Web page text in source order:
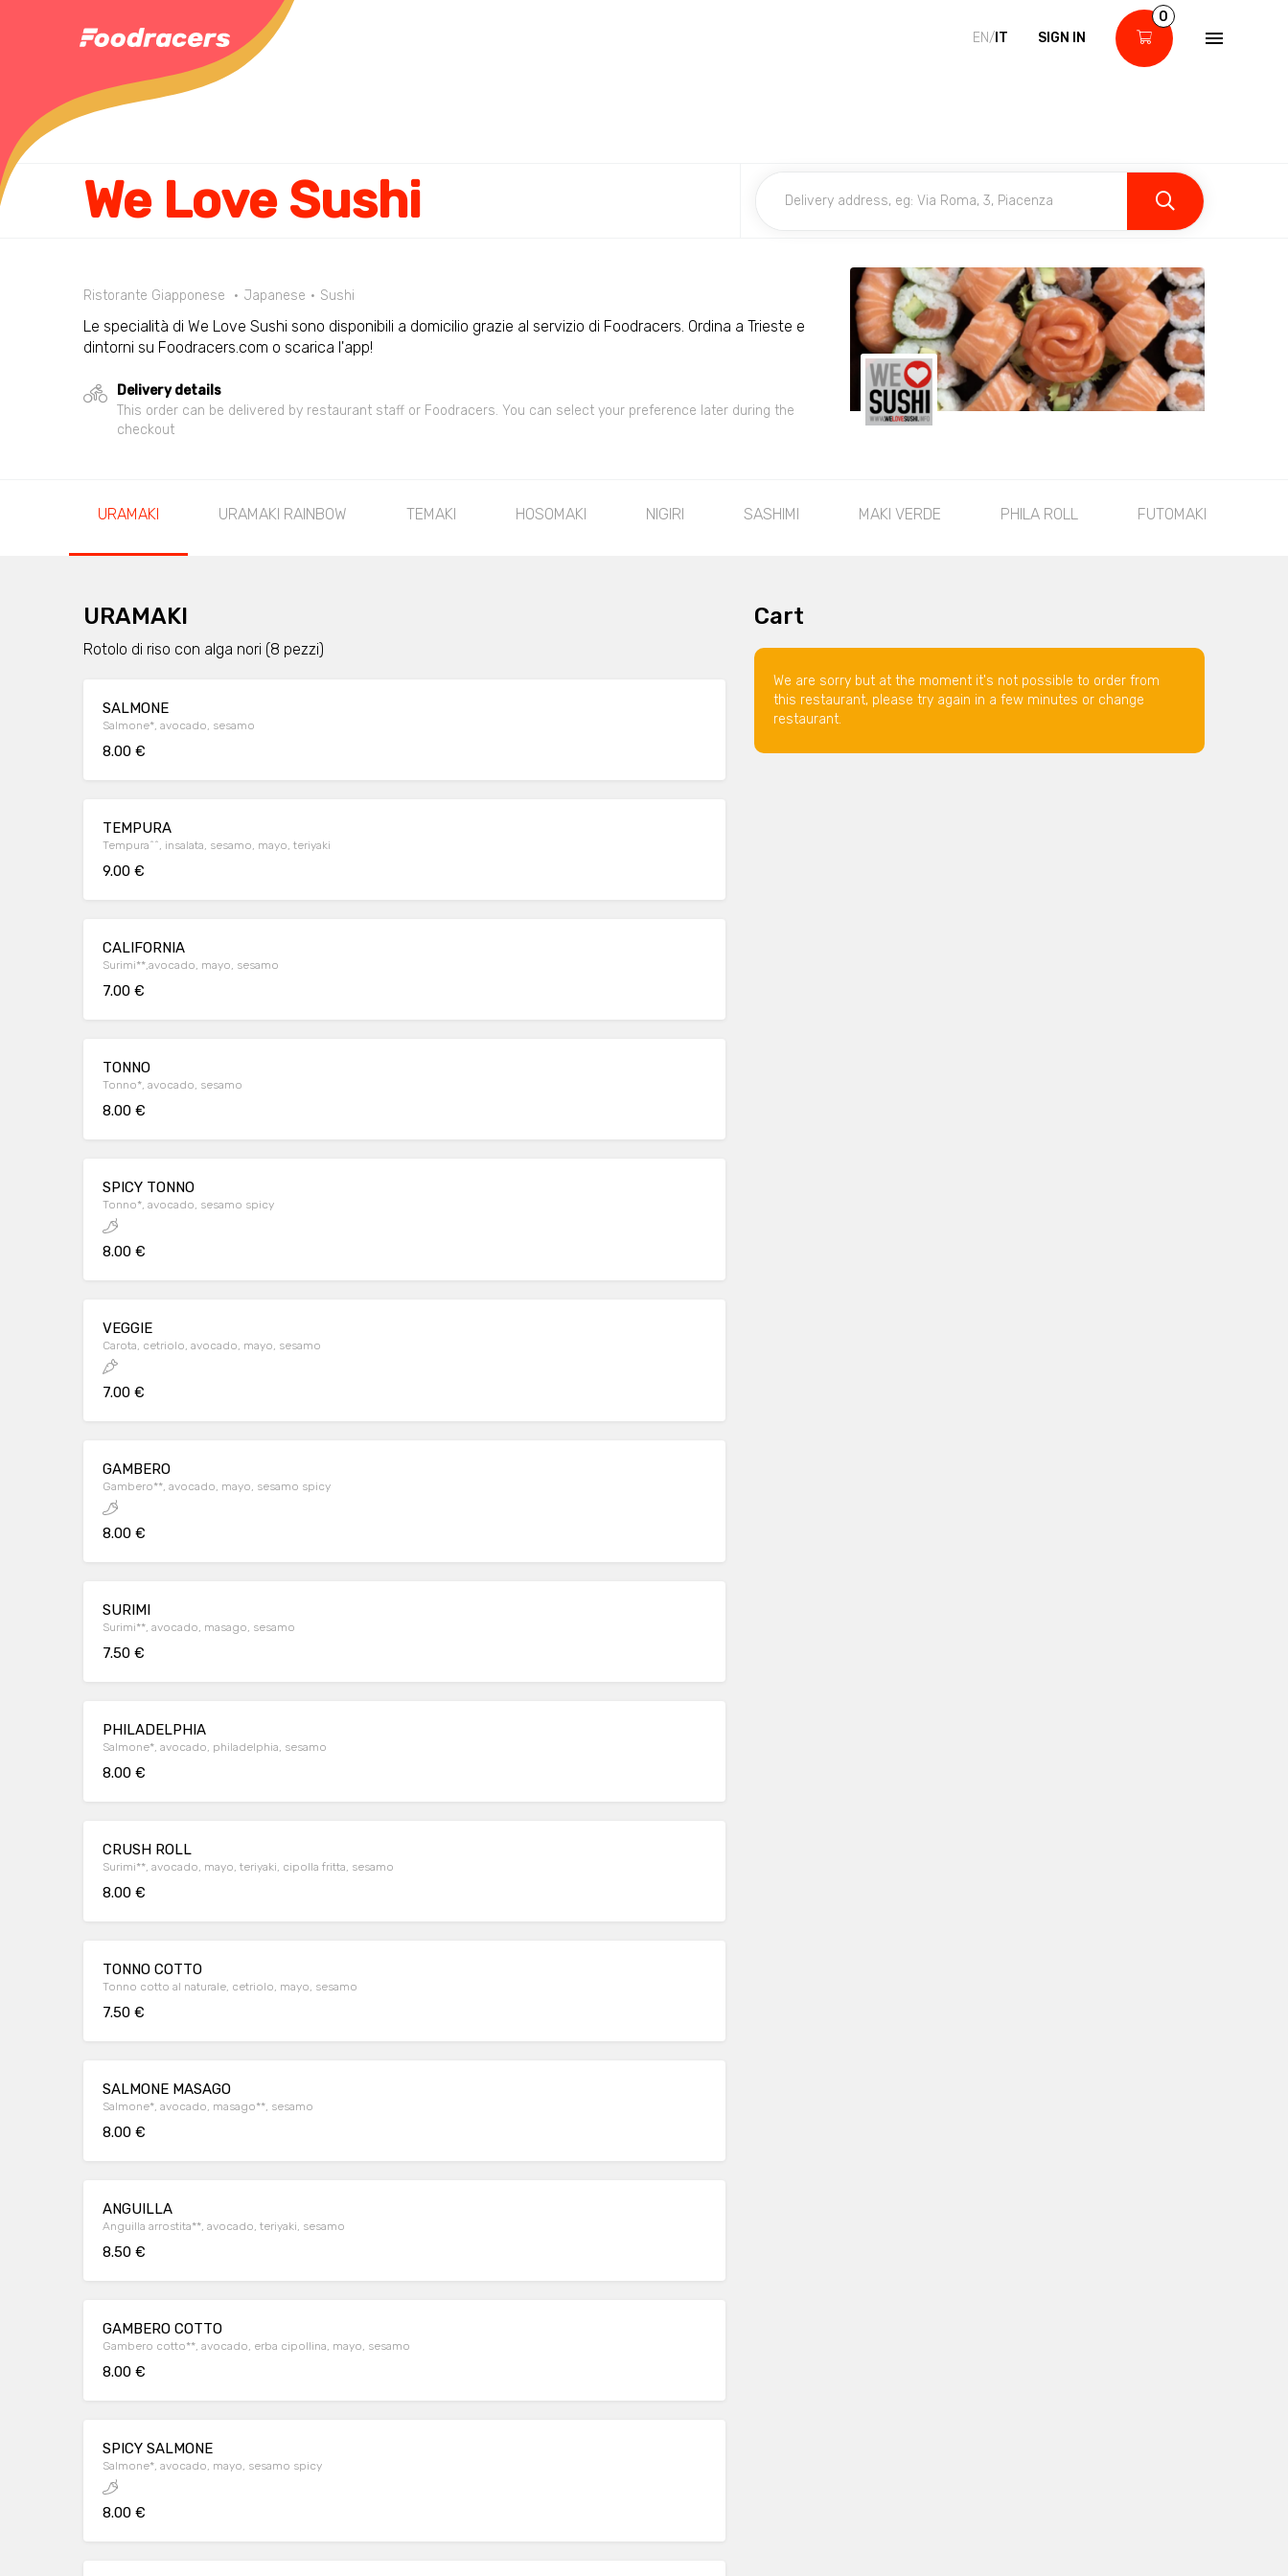
EN/ IT SIGN IN
0
We Love Sushi
Ristorante Giapponese Japanese Sushi
Le specialità di We Love Sushi sono disponibili a domicilio grazie al servizio di Foodracers. Ordina a Trieste e
dintorni su Foodracers.com o scarica l'app!
Delivery details
This order can be delivered by restaurant staff or Foodracers. You can select your preference later during the
checkout
URAMAKI URAMAKI RAINBOW TEMAKI HOSOMAKI NIGIRI SASHIMI MAKI VERDE PHILA ROLL FUTOMAKI
URAMAKI
Rotolo di riso con alga nori (8 pezzi)
SALMONE
Salmone*, avocado, sesamo
8.00 €
TEMPURA
Tempura^^, insalata, sesamo, mayo, teriyaki
9.00 €
CALIFORNIA
Surimi**,avocado, mayo, sesamo
7.00 €
TONNO
Tonno*, avocado, sesamo
8.00 €
SPICY TONNO
Tonno*, avocado, sesamo spicy
8.00 €
VEGGIE
Carota, cetriolo, avocado, mayo, sesamo
7.00 €
GAMBERO
Gambero**, avocado, mayo, sesamo spicy
8.00 €
SURIMI
Surimi**, avocado, masago, sesamo
7.50 €
PHILADELPHIA
Salmone*, avocado, philadelphia, sesamo
8.00 €
CRUSH ROLL
Surimi**, avocado, mayo, teriyaki, cipolla fritta, sesamo
8.00 €
TONNO COTTO
Tonno cotto al naturale, cetriolo, mayo, sesamo
7.50 €
SALMONE MASAGO
Salmone*, avocado, masago**, sesamo
8.00 €
ANGUILLA
Anguilla arrostita**, avocado, teriyaki, sesamo
8.50 €
GAMBERO COTTO
Gambero cotto**, avocado, erba cipollina, mayo, sesamo
8.00 €
SPICY SALMONE
Salmone*, avocado, mayo, sesamo spicy
8.00 €
Cart
We are sorry but at the moment it's not possible to order from
this restaurant, please try again in a few minutes or change
restaurant.